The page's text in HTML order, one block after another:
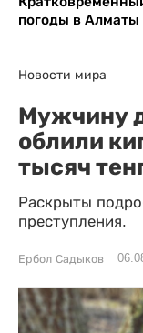
погоды в Алматы
Новости мира
Мужчину
облили
тысяч
Раскрыты
преступления.
Ербол Садыков